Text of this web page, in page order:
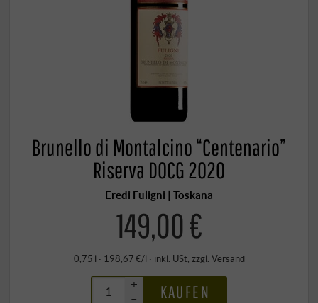
Brunello di Montalcino “Centenario”
Riserva DOCG 2020
Eredi Fuligni | Toskana
149,00 €
0,75 l · 198,67 €/l · inkl. USt, zzgl. Versand
+
–
KAUFEN